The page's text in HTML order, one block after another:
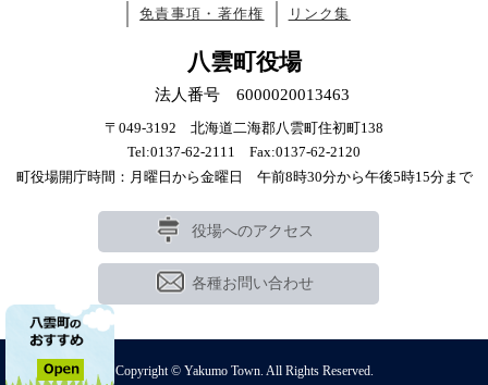
免責事項・著作権 リンク集
八雲町役場
法人番号 6000020013463
〒049-3192 北海道二海郡八雲町住初町138
Tel:0137-62-2111 Fax:0137-62-2120
町役場開庁時間：月曜日から金曜日 午前8時30分から午後5時15分まで
役場へのアクセス
各種お問い合わせ
Copyright © Yakumo Town. All Rights Reserved.